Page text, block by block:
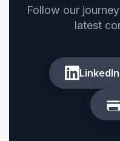
Follow our
latest
LinkedIn